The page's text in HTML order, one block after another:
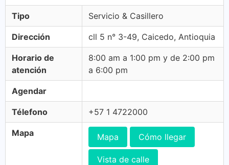
Tipo Servicio & Casillero
Dirección cll 5 n° 3-49, Caicedo, Antioquia
Horario de
atención
8:00 am a 1:00 pm y de 2:00 pm
a 6:00 pm
Agendar
Télefono +57 1 4722000
Mapa Mapa Cómo llegar
Vista de calle